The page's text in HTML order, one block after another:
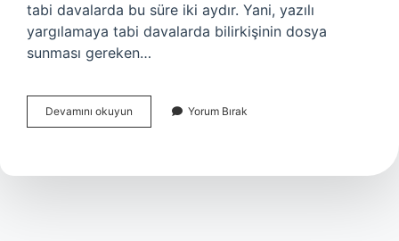
tabi davalarda bu süre iki aydır. Yani, yazılı
yargılamaya tabi davalarda bilirkişinin dosya
sunması gereken…
Devamını okuyun
Ayda
Alır
Yorum Bırak